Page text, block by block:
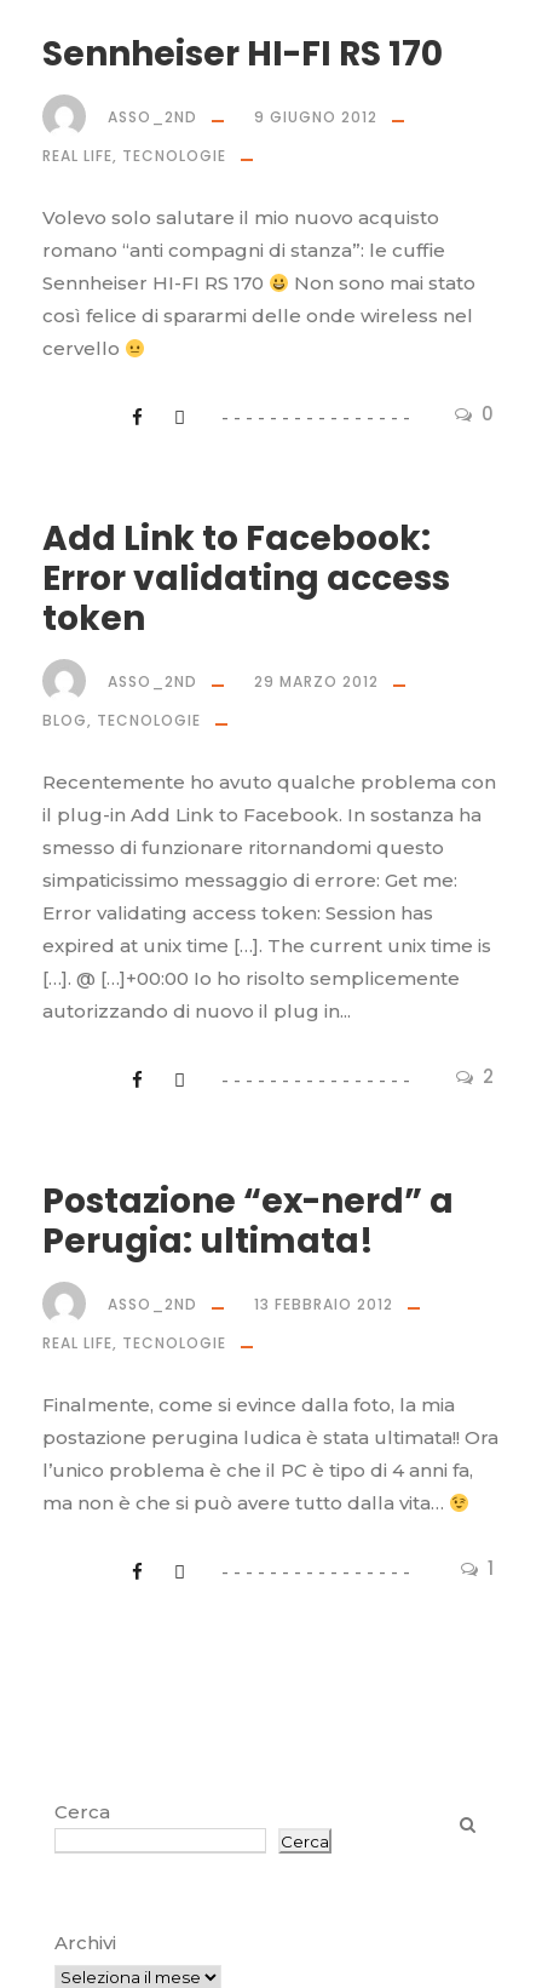
Sennheiser HI-FI RS 170
0
ASSO_2ND
9 GIUGNO 2012
REAL LIFE, TECNOLOGIE
Volevo solo salutare il mio nuovo acquisto
romano “anti compagni di stanza”: le cuffie
Sennheiser HI-FI RS 170
Non sono mai stato
così felice di spararmi delle onde wireless nel
cervello
Add Link to Facebook:
Error validating access
token
2
ASSO_2ND
29 MARZO 2012
BLOG, TECNOLOGIE
Recentemente ho avuto qualche problema con
il plug-in Add Link to Facebook. In sostanza ha
smesso di funzionare ritornandomi questo
simpaticissimo messaggio di errore: Get me:
Error validating access token: Session has
expired at unix time […]. The current unix time is
[…]. @ […]+00:00 Io ho risolto semplicemente
autorizzando di nuovo il plug in...
Postazione “ex-nerd” a
Perugia: ultimata!
1
ASSO_2ND
13 FEBBRAIO 2012
REAL LIFE, TECNOLOGIE
Finalmente, come si evince dalla foto, la mia
postazione perugina ludica è stata ultimata!! Ora
l’unico problema è che il PC è tipo di 4 anni fa,
ma non è che si può avere tutto dalla vita…
Cerca
Cerca
Archivi